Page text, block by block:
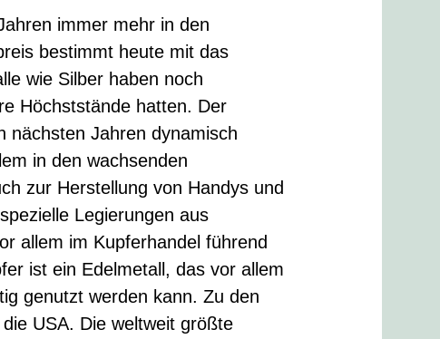
immer mehr in den
bestimmt heute mit das
wie Silber haben noch
Höchststände hatten. Der
nächsten Jahren dynamisch
in den wachsenden
zur Herstellung von Handys und
Legierungen aus
allem im Kupferhandel führend
ist ein Edelmetall, das vor allem
genutzt werden kann. Zu den
USA. Die weltweit größte